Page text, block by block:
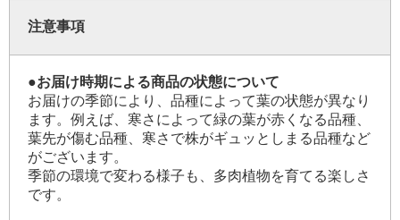
注意事項
●お届け時期による商品の状態について
お届けの季節により、品種によって葉の状態が異なり
ます。例えば、寒さによって緑の葉が赤くなる品種、
葉先が傷む品種、寒さで株がギュッとしまる品種など
がございます。
季節の環境で変わる様子も、多肉植物を育てる楽しさ
です。